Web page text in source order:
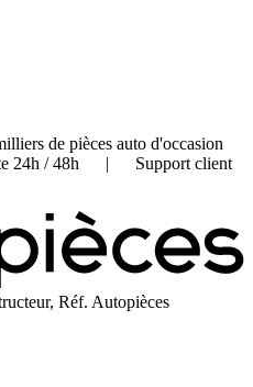
de pièces auto d'occasion
24h / 48h | Support client
Réf. Autopièces